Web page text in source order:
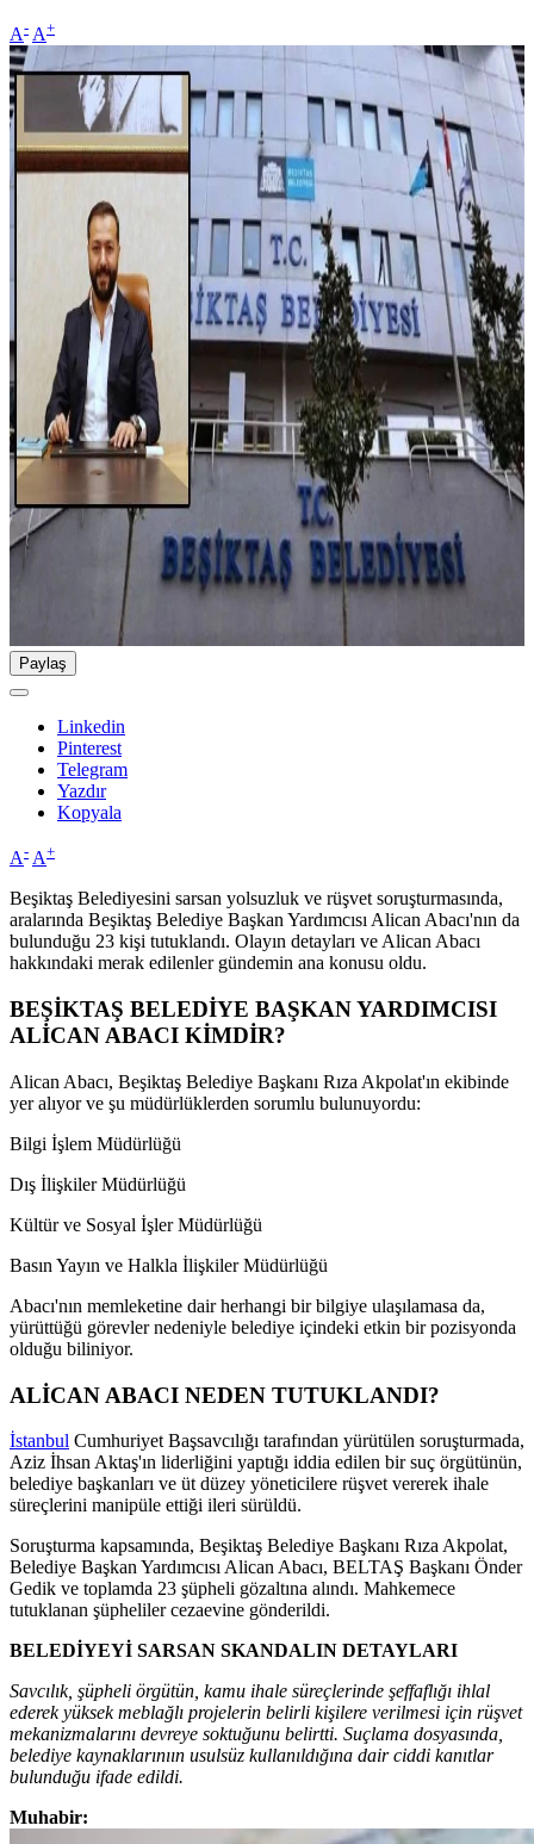
A- A+
Paylaş
Linkedin
Pinterest
Telegram
Yazdır
Kopyala
A- A+
Beşiktaş Belediyesini sarsan yolsuzluk ve rüşvet soruşturmasında,
aralarında Beşiktaş Belediye Başkan Yardımcısı Alican Abacı'nın da
bulunduğu 23 kişi tutuklandı. Olayın detayları ve Alican Abacı
hakkındaki merak edilenler gündemin ana konusu oldu.
BEŞİKTAŞ BELEDİYE BAŞKAN YARDIMCISI
ALİCAN ABACI KİMDİR?
Alican Abacı, Beşiktaş Belediye Başkanı Rıza Akpolat'ın ekibinde
yer alıyor ve şu müdürlüklerden sorumlu bulunuyordu:
Bilgi İşlem Müdürlüğü
Dış İlişkiler Müdürlüğü
Kültür ve Sosyal İşler Müdürlüğü
Basın Yayın ve Halkla İlişkiler Müdürlüğü
Abacı'nın memleketine dair herhangi bir bilgiye ulaşılamasa da,
yürüttüğü görevler nedeniyle belediye içindeki etkin bir pozisyonda
olduğu biliniyor.
ALİCAN ABACI NEDEN TUTUKLANDI?
İstanbul Cumhuriyet Başsavcılığı tarafından yürütülen soruşturmada,
Aziz İhsan Aktaş'ın liderliğini yaptığı iddia edilen bir suç örgütünün,
belediye başkanları ve üt düzey yöneticilere rüşvet vererek ihale
süreçlerini manipüle ettiği ileri sürüldü.
Soruşturma kapsamında, Beşiktaş Belediye Başkanı Rıza Akpolat,
Belediye Başkan Yardımcısı Alican Abacı, BELTAŞ Başkanı Önder
Gedik ve toplamda 23 şüpheli gözaltına alındı. Mahkemece
tutuklanan şüpheliler cezaevine gönderildi.
BELEDİYEYİ SARSAN SKANDALIN DETAYLARI
Savcılık, şüpheli örgütün, kamu ihale süreçlerinde şeffaflığı ihlal
ederek yüksek meblağlı projelerin belirli kişilere verilmesi için rüşvet
mekanizmalarını devreye soktuğunu belirtti. Suçlama dosyasında,
belediye kaynaklarınıın usulsüz kullanıldığına dair ciddi kanıtlar
bulunduğu ifade edildi.
Muhabir: